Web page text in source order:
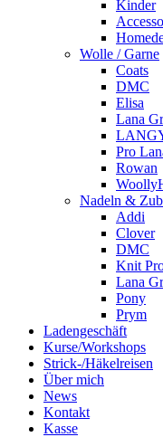
Kinder
Wolle / Garne
Coats
DMC
Elisa
Lana
Pro
Rowan
Nadeln &
Addi
Clover
DMC
Knit
Lana
Pony
Prym
Ladengeschäft
Kurse/Workshops
Strick-/Häkelreisen
Über mich
News
Kontakt
Kasse